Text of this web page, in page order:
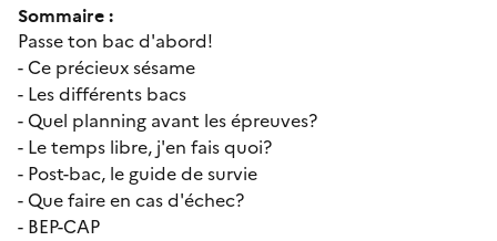
Sommaire :
Passe ton bac d'abord!
- Ce précieux sésame
- Les différents bacs
- Quel planning avant les épreuves?
- Le temps libre, j'en fais quoi?
- Post-bac, le guide de survie
- Que faire en cas d'échec?
- BEP-CAP